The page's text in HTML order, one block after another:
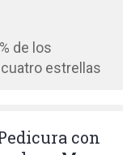
de los
estrellas
con